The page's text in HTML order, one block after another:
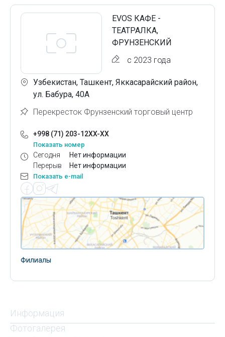
EVOS КАФЕ -
ТЕАТРАЛКА,
ФРУНЗЕНСКИЙ
с 2023 года
Узбекистан, Ташкент, Яккасарайский район,
ул. Бабура, 40А
Перекресток Фрунзенский торговый центр
+998 (71) 203-12XX-XX
Показать номер
Сегодня
Перерыв
Нет информации
Нет информации
Показать e-mail
Филиалы
Информация
Фотогалерея